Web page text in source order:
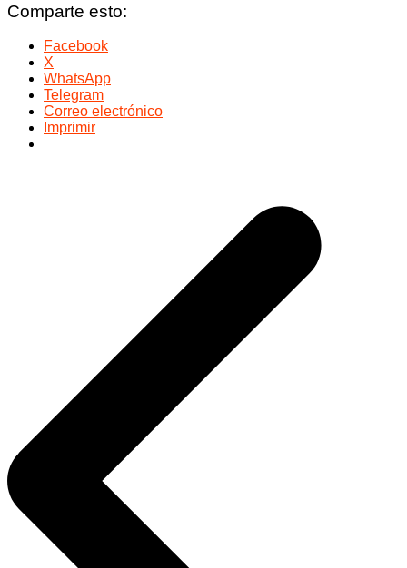
Comparte esto:
Facebook
X
WhatsApp
Telegram
Correo electrónico
Imprimir